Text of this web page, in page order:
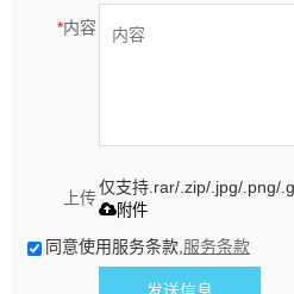
*内容
上传
仅支持.rar/.zip/.jpg/.png/
附件
同意使用服务条款,服务条款